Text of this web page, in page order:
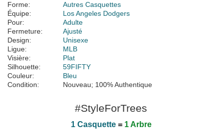
Forme:
Autres Casquettes
Équipe:
Los Angeles Dodgers
Pour:
Adulte
Fermeture:
Ajusté
Design:
Unisexe
Ligue:
MLB
Visière:
Plat
Silhouette:
59FIFTY
Couleur:
Bleu
Condition:
Nouveau; 100% Authentique
#StyleForTrees
1 Casquette= 1 Arbre